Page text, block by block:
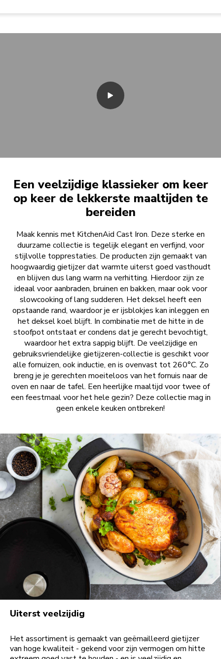
Een veelzijdige klassieker om keer
op keer de lekkerste maaltijden te
bereiden
Maak kennis met KitchenAid Cast Iron. Deze sterke en
duurzame collectie is tegelijk elegant en verfijnd, voor
stijlvolle topprestaties. De producten zijn gemaakt van
hoogwaardig gietijzer dat warmte uiterst goed vasthoudt
en blijven dus lang warm na verhitting. Hierdoor zijn ze
ideaal voor aanbraden, bruinen en bakken, maar ook voor
slowcooking of lang sudderen. Het deksel heeft een
opstaande rand, waardoor je er ijsblokjes kan inleggen en
het deksel koel blijft. In combinatie met de hitte in de
stoofpot ontstaat er condens dat je gerecht bevochtigt,
waardoor het extra sappig blijft. De veelzijdige en
gebruiksvriendelijke gietijzeren-collectie is geschikt voor
alle fornuizen, ook inductie, en is ovenvast tot 260°C. Zo
breng je je gerechten moeiteloos van het fornuis naar de
oven en naar de tafel. Een heerlijke maaltijd voor twee of
een feestmaal voor het hele gezin? Deze collectie mag in
geen enkele keuken ontbreken!
Uiterst veelzijdig
Het assortiment is gemaakt van geëmailleerd gietijzer
van hoge kwaliteit - gekend voor zijn vermogen om hitte